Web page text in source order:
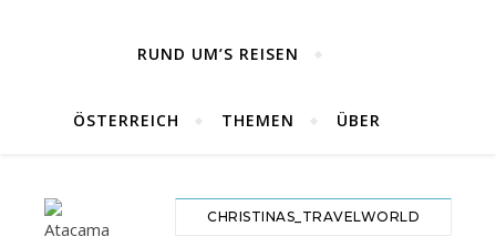
RUND UM’S REISEN
ÖSTERREICH THEMEN ÜBER
CHRISTINAS_TRAVELWORLD